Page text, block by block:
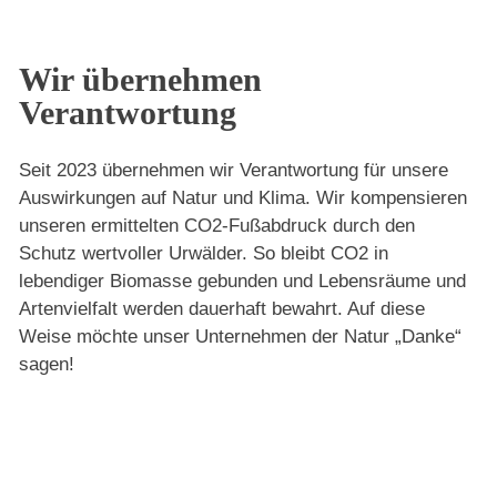
Wir übernehmen
Verantwortung
Seit 2023 übernehmen wir Verantwortung für unsere
Auswirkungen auf Natur und Klima. Wir kompensieren
unseren ermittelten CO2-Fußabdruck durch den
Schutz wertvoller Urwälder. So bleibt CO2 in
lebendiger Biomasse gebunden und Lebensräume und
Artenvielfalt werden dauerhaft bewahrt. Auf diese
Weise möchte unser Unternehmen der Natur „Danke“
sagen!